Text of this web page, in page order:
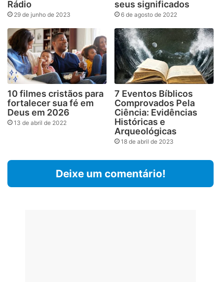
Rádio
29 de junho de 2023
seus significados
6 de agosto de 2022
10 filmes cristãos para
fortalecer sua fé em
Deus em 2026
13 de abril de 2022
7 Eventos Bíblicos
Comprovados Pela
Ciência: Evidências
Históricas e
Arqueológicas
18 de abril de 2023
Deixe um comentário!